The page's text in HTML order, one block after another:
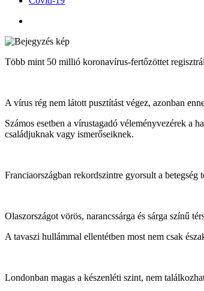
Több mint 50 millió koronavírus-fertőzöttet
A vírus rég nem látott pusztítást végez, azonban
Számos esetben a vírustagadó véleményvezérek a
családjuknak vagy ismerőseiknek.
Franciaországban rekordszintre gyorsult a
Olaszországot vörös, narancssárga és sárga színű
A tavaszi hullámmal ellentétben most nem csak
Londonban magas a készenléti szint, nem